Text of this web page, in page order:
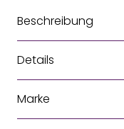
Beschreibung
Details
Marke